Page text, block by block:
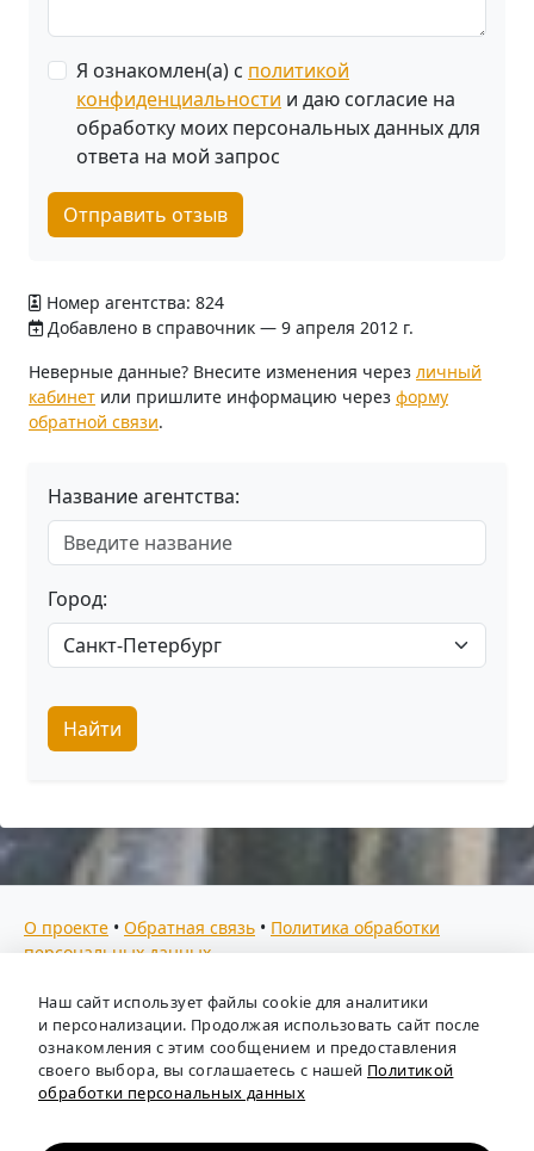
Я ознакомлен(а) с политикой
конфиденциальности и даю согласие на
обработку моих персональных данных для
ответа на мой запрос
Отправить отзыв
Номер агентства: 824
Добавлено в справочник — 9 апреля 2012 г.
Неверные данные? Внесите изменения через личный
кабинет или пришлите информацию через форму
обратной связи.
Название агентства:
Город:
Найти
О проекте • Обратная связь • Политика обработки
персональных данных
Мы собираем отзывы, составляем рейтинги и
предоставляем всю информацию о кадровых агентствах
России. Также анализируем ключевые тенденции рынка
труда: отслеживаем динамику зарплат, уровень
безработицы и общую обстановку в отрасли, чтобы вы
Наш сайт использует файлы cookie для аналитики
и персонализации. Продолжая использовать сайт после
ознакомления с этим сообщением и предоставления
своего выбора, вы соглашаетесь с нашей Политикой
обработки персональных данных